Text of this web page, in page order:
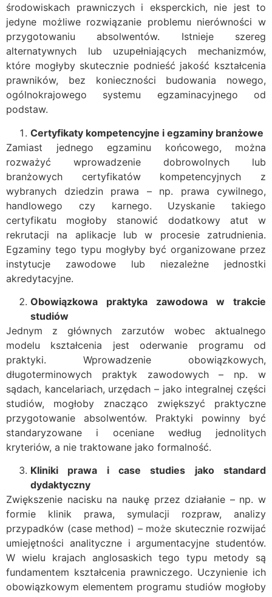
środowiskach prawniczych i eksperckich, nie jest to
jedyne możliwe rozwiązanie problemu nierówności w
przygotowaniu absolwentów. Istnieje szereg
alternatywnych lub uzupełniających mechanizmów,
które mogłyby skutecznie podnieść jakość kształcenia
prawników, bez konieczności budowania nowego,
ogólnokrajowego systemu egzaminacyjnego od
podstaw.
Certyfikaty kompetencyjne i egzaminy branżowe
Zamiast jednego egzaminu końcowego, można
rozważyć wprowadzenie dobrowolnych lub
branżowych certyfikatów kompetencyjnych z
wybranych dziedzin prawa – np. prawa cywilnego,
handlowego czy karnego. Uzyskanie takiego
certyfikatu mogłoby stanowić dodatkowy atut w
rekrutacji na aplikacje lub w procesie zatrudnienia.
Egzaminy tego typu mogłyby być organizowane przez
instytucje zawodowe lub niezależne jednostki
akredytacyjne.
Obowiązkowa praktyka zawodowa w trakcie
studiów
Jednym z głównych zarzutów wobec aktualnego
modelu kształcenia jest oderwanie programu od
praktyki. Wprowadzenie obowiązkowych,
długoterminowych praktyk zawodowych – np. w
sądach, kancelariach, urzędach – jako integralnej części
studiów, mogłoby znacząco zwiększyć praktyczne
przygotowanie absolwentów. Praktyki powinny być
standaryzowane i oceniane według jednolitych
kryteriów, a nie traktowane jako formalność.
Kliniki prawa i case studies jako standard
dydaktyczny
Zwiększenie nacisku na naukę przez działanie – np. w
formie klinik prawa, symulacji rozpraw, analizy
przypadków (case method) – może skutecznie rozwijać
umiejętności analityczne i argumentacyjne studentów.
W wielu krajach anglosaskich tego typu metody są
fundamentem kształcenia prawniczego. Uczynienie ich
obowiązkowym elementem programu studiów mogłoby